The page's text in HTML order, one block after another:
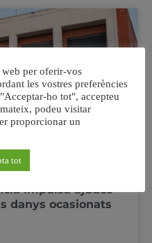
impulsa ajudes
danys ocasionats
per oferir-vos
les vostres preferències
ho tot", accepteu
podeu visitar
proporcionar un
tot